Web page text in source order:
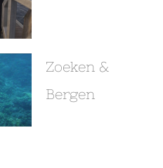
Zoeken &
Bergen